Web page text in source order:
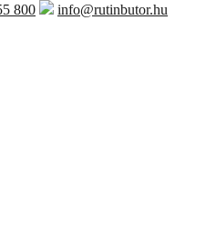
800
info@rutinbutor.hu